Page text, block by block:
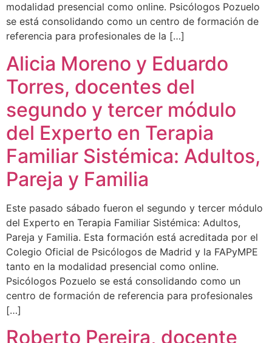
modalidad presencial como online. Psicólogos Pozuelo
se está consolidando como un centro de formación de
referencia para profesionales de la […]
Alicia Moreno y Eduardo
Torres, docentes del
segundo y tercer módulo
del Experto en Terapia
Familiar Sistémica: Adultos,
Pareja y Familia
Este pasado sábado fueron el segundo y tercer módulo
del Experto en Terapia Familiar Sistémica: Adultos,
Pareja y Familia. Esta formación está acreditada por el
Colegio Oficial de Psicólogos de Madrid y la FAPyMPE
tanto en la modalidad presencial como online.
Psicólogos Pozuelo se está consolidando como un
centro de formación de referencia para profesionales
[…]
Roberto Pereira, docente